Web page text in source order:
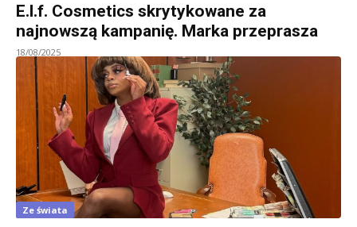
E.l.f. Cosmetics skrytykowane za
najnowszą kampanię. Marka przeprasza
18/08/2025
Ze świata